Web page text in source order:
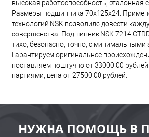
высокая работоспособность, эталонная
Размеры подшипника 70x125x24.
технологий NSK позволило довести
совершенства. Подшипник NSK 7214
тихо, безопасно, точно, с минимальными
Гарантируем оригинальное
поставляем поштучно от 33000.00
партиями, цена от 27500.00 рублей.
НУЖНА ПОМОЩЬ В